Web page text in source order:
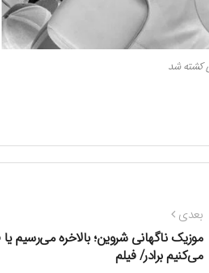
کشته شد
بعدی
بعدی:
موزیک ناگهانی شروین؛ بالاخره می‌رسیم یا
می‌کنیم برادر/ فیلم